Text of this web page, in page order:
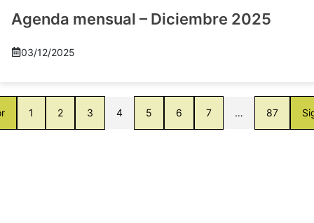
Agenda mensual – Diciembre 2025
03/12/2025
1 2 3 4 5 6 7 … 87